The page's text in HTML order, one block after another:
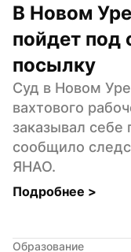
В Новом
пойдет под
посылку
Суд в Новом
вахтового
заказывал себе
сообщило
ЯНАО.
Подробнее >
Образование